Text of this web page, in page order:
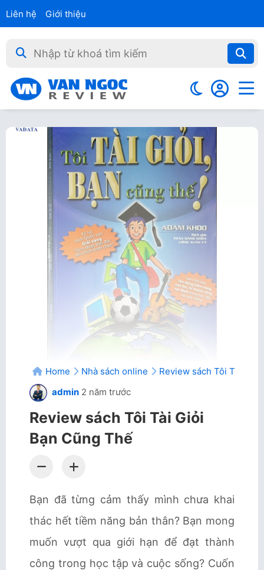
Liên hệ Giới thiệu
Home Nhà sách online
Review sách Tôi Tài
admin 2 năm trước
Review sách Tôi Tài Giỏi
Bạn Cũng Thế
Bạn đã từng cảm thấy mình chưa khai
thác hết tiềm năng bản thân? Bạn mong
muốn vượt qua giới hạn để đạt thành
công trong học tập và cuộc sống? Cuốn